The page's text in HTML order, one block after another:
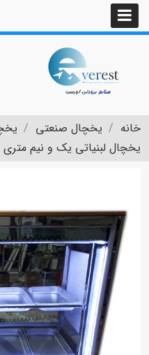
خانه یخچال صنعتی
یخچال لبنیاتی یک و نیم متری